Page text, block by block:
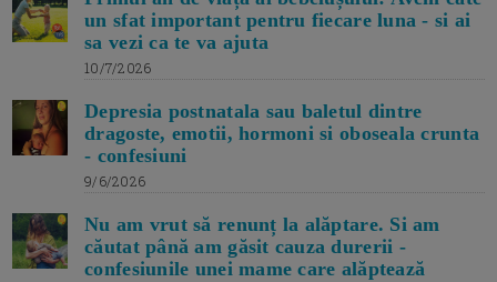
un sfat important pentru fiecare luna - si ai
sa vezi ca te va ajuta
10/7/2026
Depresia postnatala sau baletul dintre
dragoste, emotii, hormoni si oboseala crunta
- confesiuni
9/6/2026
Nu am vrut să renunț la alăptare. Si am
căutat până am găsit cauza durerii -
confesiunile unei mame care alăptează